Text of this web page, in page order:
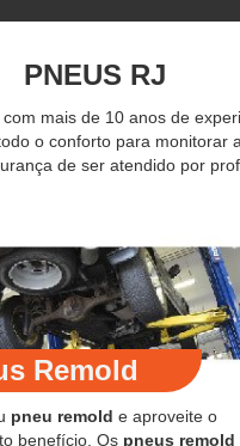
PNEUS RJ
com mais de 10 anos de
o conforto para monitorar
de ser atendido por
Remold
pneu remold e aproveite o
benefício. Os pneus remold